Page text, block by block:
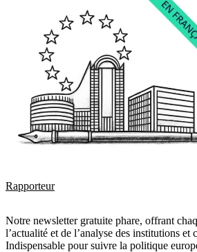
Rapporteur
Notre newsletter gratuite phare, offrant
l’actualité et de l’analyse des institutions et
Indispensable pour suivre la politique